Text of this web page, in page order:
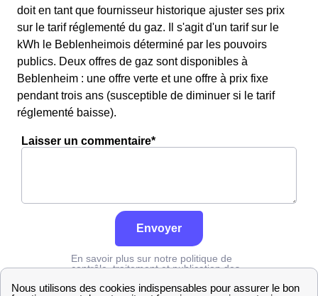
doit en tant que fournisseur historique ajuster ses prix
sur le tarif réglementé du gaz. Il s'agit d'un tarif sur le
kWh le Beblenheimois déterminé par les pouvoirs
publics. Deux offres de gaz sont disponibles à
Beblenheim : une offre verte et une offre à prix fixe
pendant trois ans (susceptible de diminuer si le tarif
réglementé baisse).
Laisser un commentaire*
Envoyer
En savoir plus sur notre politique de
contrôle, traitement et publication des